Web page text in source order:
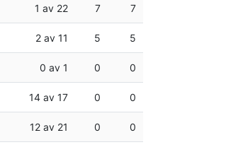
1 av 22 7 7
2 av 11 5 5
0 av 1 0 0
14 av 17 0 0
12 av 21 0 0